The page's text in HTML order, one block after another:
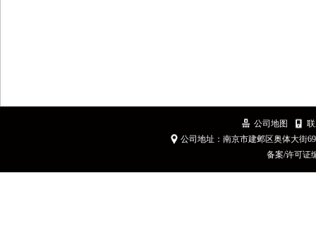
公司地图
公司地址：南京市建邺区奥体大街
备案/许可证